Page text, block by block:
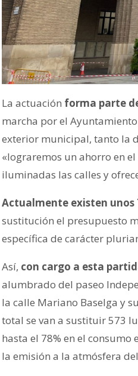
La actuación forma parte
marcha por el
exterior municipal, tanto la
«lograremos un ahorro en
iluminadas las calles y
Actualmente existen unos
sustitución el presupuesto
específica de carácter
Así, con cargo a esta
alumbrado del paseo
la calle Mariano Baselga y
total se van a sustituir 573
hasta el 78% en el
la emisión a la atmósfera